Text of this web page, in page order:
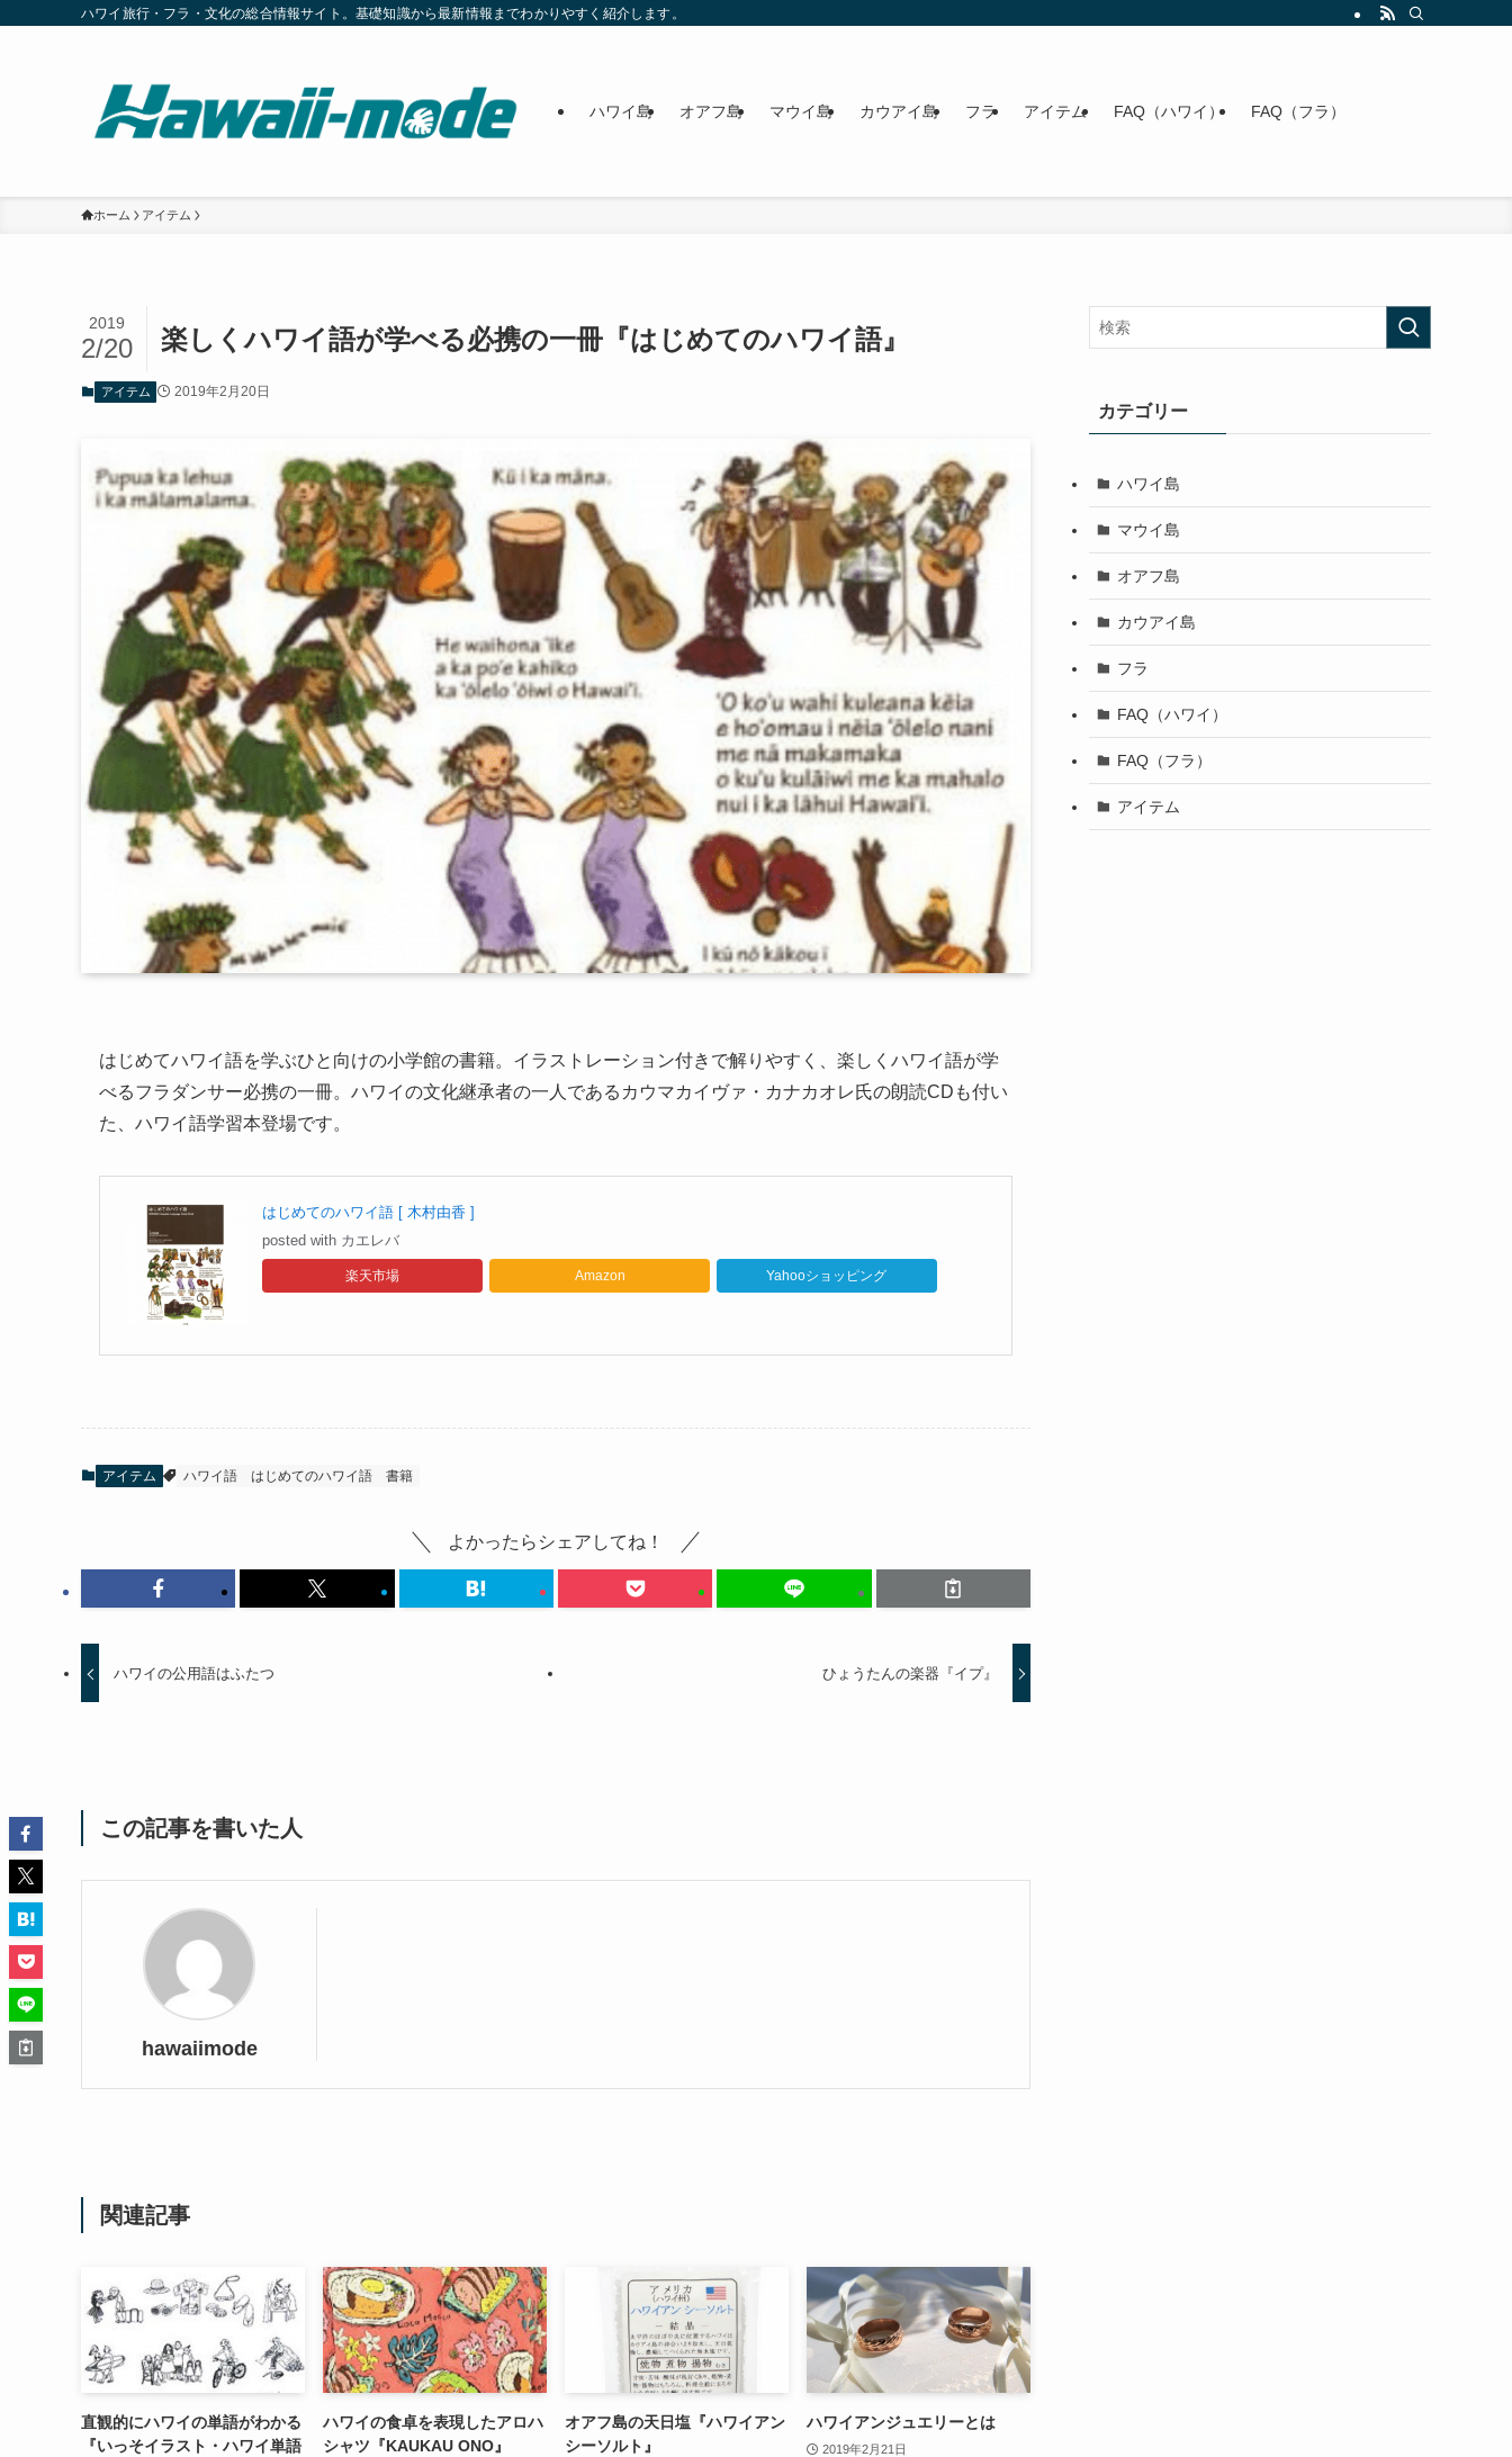
ハワイ旅行・フラ・文化の総合情報サイト。基礎知識から最新情報までわかりやすく紹介します。
ハワイ島 オアフ島 マウイ島 カウアイ島 フラ アイテム FAQ（ハワイ） FAQ（フラ）
ホーム アイテム
楽しくハワイ語が学べる必携の一冊『はじめてのハワイ語』
2019
2/20
アイテム 2019年2月20日
はじめてハワイ語を学ぶひと向けの小学館の書籍。イラストレーション付きで解りやすく、楽しくハワイ語が学
べるフラダンサー必携の一冊。ハワイの文化継承者の一人であるカウマカイヴァ・カナカオレ氏の朗読CDも付い
た、ハワイ語学習本登場です。
はじめてのハワイ語 [ 木村由香 ]
posted with カエレバ
楽天市場 Amazon Yahooショッピング
アイテム ハワイ語 はじめてのハワイ語 書籍
よかったらシェアしてね！
ハワイの公用語はふたつ ひょうたんの楽器『イプ』
この記事を書いた人
hawaiimode
関連記事
直観的にハワイの単語がわかる
『いっそイラスト・ハワイ単語
ハワイの食卓を表現したアロハ
シャツ『KAUKAU ONO』
オアフ島の天日塩『ハワイアン
シーソルト』
ハワイアンジュエリーとは
2019年2月21日
カテゴリー
ハワイ島
マウイ島
オアフ島
カウアイ島
フラ
FAQ（ハワイ）
FAQ（フラ）
アイテム